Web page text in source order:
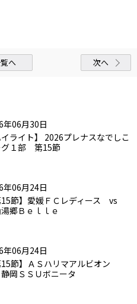
へ 次へ
年06月30日
イライト】 2026プレナスなでしこ
グ１部 第15節
年06月24日
15節】愛媛ＦＣレディース vs
郷Ｂｅｌｌｅ
年06月24日
15節】ＡＳハリマアルビオン
岡ＳＳＵボニータ